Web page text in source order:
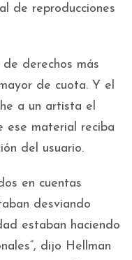
de reproducciones
derechos más
de cuota. Y el
a un artista el
ese material reciba
del usuario.
en cuentas
desviando
estaban haciendo
dijo Hellman